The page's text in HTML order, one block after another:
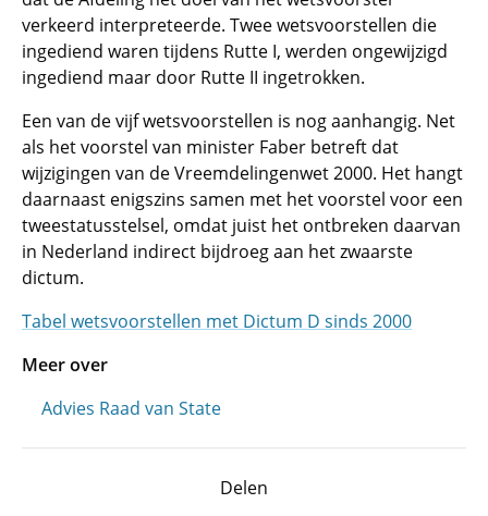
verkeerd interpreteerde. Twee wetsvoorstellen die
ingediend waren tijdens Rutte I, werden ongewijzigd
ingediend maar door Rutte II ingetrokken.
Een van de vijf wetsvoorstellen is nog aanhangig. Net
als het voorstel van minister Faber betreft dat
wijzigingen van de Vreemdelingenwet 2000. Het hangt
daarnaast enigszins samen met het voorstel voor een
tweestatusstelsel, omdat juist het ontbreken daarvan
in Nederland indirect bijdroeg aan het zwaarste
dictum.
Tabel wetsvoorstellen met Dictum D sinds 2000
Meer over
Advies Raad van State
Delen